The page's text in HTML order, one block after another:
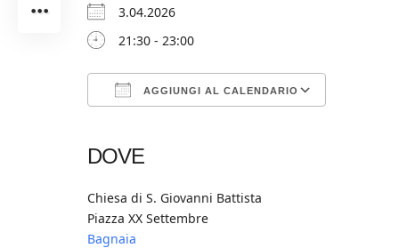
3.04.2026
21:30 - 23:00
AGGIUNGI AL CALENDARIO
DOVE
Chiesa di S. Giovanni Battista
Piazza XX Settembre
Bagnaia